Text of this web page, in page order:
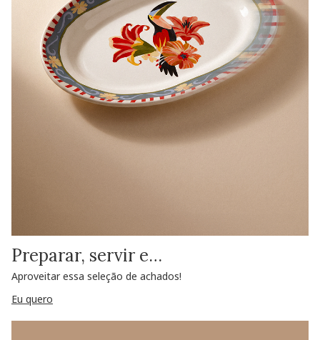
Preparar, servir e…
Aproveitar essa seleção de achados!
Eu quero